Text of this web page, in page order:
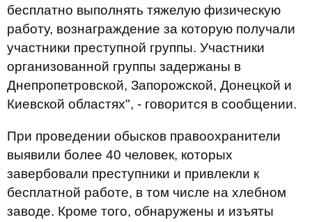
бесплатно выполнять тяжелую физическую
работу, вознаграждение за которую получали
участники преступной группы. Участники
организованной группы задержаны в
Днепропетровской, Запорожской, Донецкой и
Киевской областях", - говорится в сообщении.
При проведении обысков правоохранители
выявили более 40 человек, которых
завербовали преступники и привлекли к
бесплатной работе, в том числе на хлебном
заводе. Кроме того, обнаружены и изъяты